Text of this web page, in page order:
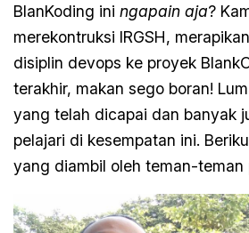
BlanKoding iningapain aja?
merekontruksi IRGSH,
disiplin devops ke proyek
terakhir, makan sego boran!
yang telah dicapai dan banyak
pelajari di kesempatan ini.
yang diambil oleh teman-teman